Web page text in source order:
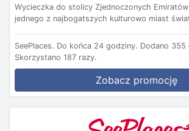
Wycieczka do stolicy Zjednoczonych
jednego z najbogatszych kulturowo miast
SeePlaces. Do końca 24 godziny. Dodano 355
Skorzystano 187 razy.
Zobacz promocję